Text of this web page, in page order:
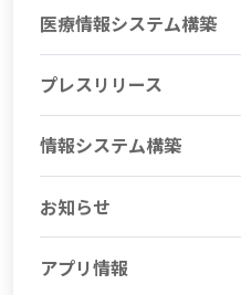
医療情報システム構築
プレスリリース
情報システム構築
お知らせ
アプリ情報